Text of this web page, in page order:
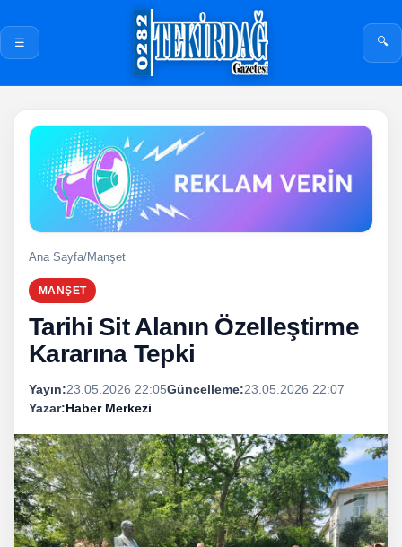
☰ 🔍
Ana Sayfa/Manşet
MANŞET
Tarihi Sit Alanın Özelleştirme
Kararına Tepki
Yayın:23.05.2026 22:05Güncelleme:23.05.2026 22:07
Yazar:Haber Merkezi